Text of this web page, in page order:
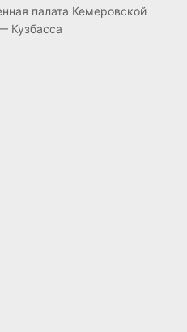
палата Кемеровской
Кузбасса